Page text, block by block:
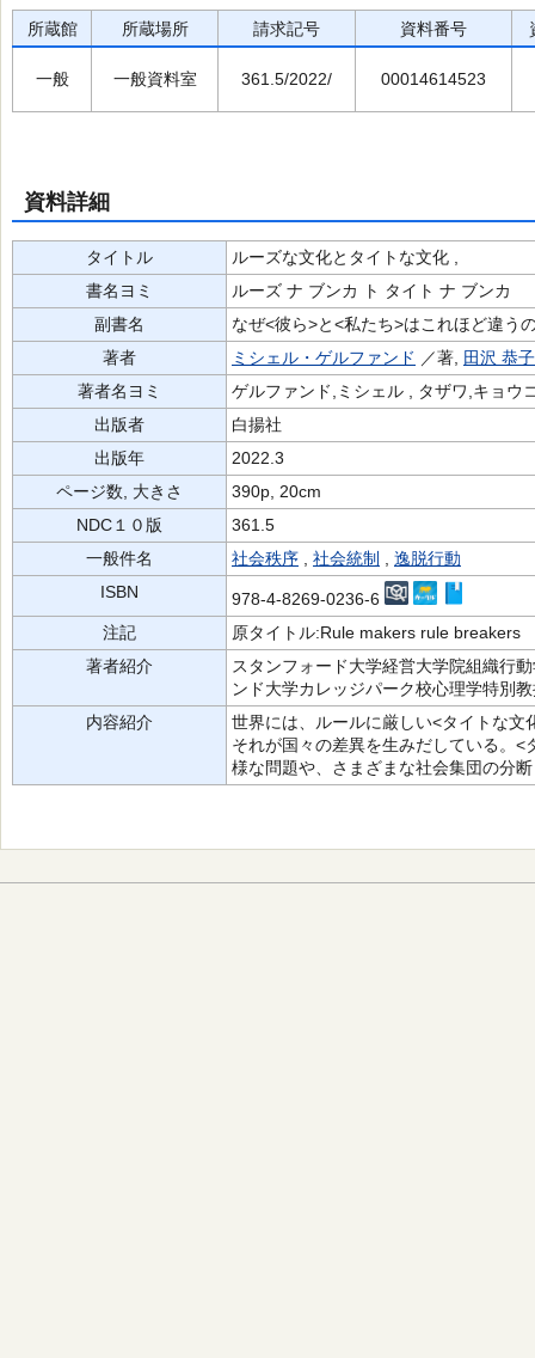
所蔵館 所蔵場所 請求記号 資料番号
一般 一般資料室 361.5/2022/ 00014614523
資料詳細
タイトル
ルーズな文化とタイトな文化 ,
書名ヨミ
ルーズ ナ ブンカ ト タイト ナ ブンカ
副書名
なぜ<彼ら>と<私たち>はこれほど違う
著者
ミシェル・ゲルファンド ／著,
田沢 恭子
著者名ヨミ
ゲルファンド,ミシェル , タザワ,キョウ
出版者
白揚社
出版年
2022.3
ページ数, 大きさ
390p, 20cm
NDC１０版
361.5
一般件名
社会秩序 社会統制
逸脱行動
ISBN
978-4-8269-0236-6
注記
原タイトル:Rule makers rule breakers
著者紹介
スタンフォード大学経営大学院組織行
ンド大学カレッジパーク校心理学特別
内容紹介
世界には、ルールに厳しい<タイトな
それが国々の差異を生みだしている。
様な問題や、さまざまな社会集団の分